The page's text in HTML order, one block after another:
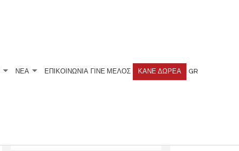
ΝΕΑ ΕΠΙΚΟΙΝΩΝΙΑ ΓΊΝΕ ΜΈΛΟΣ ΚΆΝΕ ΔΩΡΕΆ GR